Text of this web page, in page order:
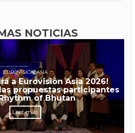
NOTICIAS
EUROVISIÓN ASIA
a Eurovisión Asia 2026!
propuestas participantes
of Bhutan
Leer más